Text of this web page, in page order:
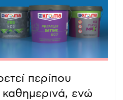
περίπου
ενώ